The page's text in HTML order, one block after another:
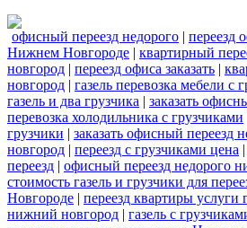
офисный переезд недорого | переезд
Нижнем Новгороде | квартирный
новгород | переезд офиса заказать |
новгород | газель перевозка мебели с
газель и два грузчика | заказать
перевозка холодильника с грузчиками
грузчики | заказать офисный
новгород | переезд с грузчиками цена |
переезд | офисный переезд недорого
стоимость газель и грузчики для
Новгороде | переезд квартиры услуги
нижний новгород | газель с